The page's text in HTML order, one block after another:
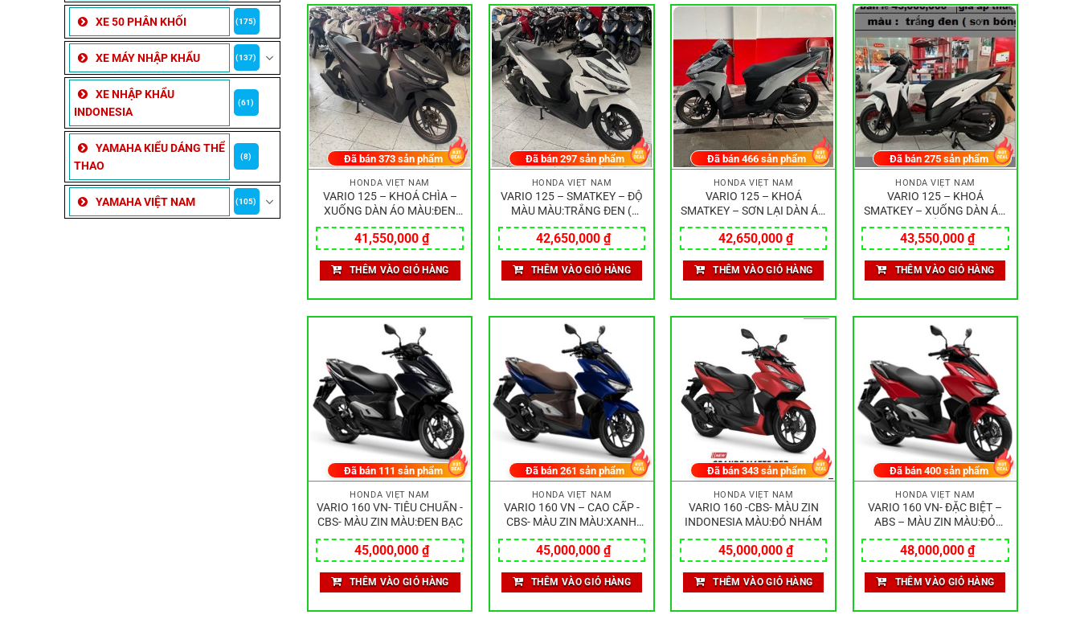
XE 50 PHÂN KHỐI (175)
XE MÁY NHẬP KHẨU (137)
XE NHẬP KHẨU
INDONESIA
(61)
YAMAHA KIỂU DÁNG THỂ
THAO
(8)
YAMAHA VIỆT NAM (105)
HONDA VIỆT NAM
VARIO 125 – KHOÁ CHÌA –
XUỐNG DÀN ÁO MÀU:ĐEN
NHÁM
41,550,000₫
Đã bán 373sản phẩm
THÊM VÀO GIỎ HÀNG
HONDA VIỆT NAM
VARIO 125 – SMATKEY – ĐỘ
MÀU MÀU:TRẮNG ĐEN (
bóng )
42,650,000₫
Đã bán297 sản phẩm
THÊM VÀO GIỎ HÀNG
HONDA VIỆT NAM
VARIO 125 – KHOÁ
SMATKEY – SƠN LẠI DÀN ÁO
MÀU:XÁM ĐEN
42,650,000 ₫
Đã bán466 sản phẩm
THÊM VÀO GIỎ HÀNG
HONDA VIỆT NAM
VARIO 125 – KHOÁ
SMATKEY – XUỐNG DÀN ÁO
MÀU:TRẮNG ĐEN
43,550,000 ₫
Đã bán 275sản phẩm
THÊM VÀO GIỎ HÀNG
HONDA VIỆT NAM
VARIO 160 VN- TIÊU CHUẨN -
CBS- MÀU ZIN MÀU:ĐEN BẠC
45,000,000₫
Đã bán 111 sản phẩm
THÊM VÀO GIỎ HÀNG
HONDA VIỆT NAM
VARIO 160 VN – CAO CẤP -
CBS- MÀU ZIN MÀU:XANH
BẠC
45,000,000₫
Đã bán261 sản phẩm
THÊM VÀO GIỎ HÀNG
HONDA VIỆT NAM
VARIO 160 -CBS- MÀU ZIN
INDONESIA MÀU:ĐỎ NHÁM
45,000,000 ₫
Đã bán343 sản phẩm
THÊM VÀO GIỎ HÀNG
HONDA VIỆT NAM
VARIO 160 VN- ĐẶC BIỆT –
ABS – MÀU ZIN MÀU:ĐỎ
NHÁM
48,000,000 ₫
Đã bán 400sản phẩm
THÊM VÀO GIỎ HÀNG